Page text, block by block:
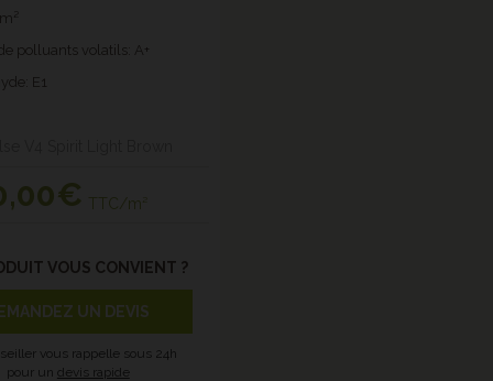
polluants volatils: A+
E1
,00€ TTC/m²
VOUS CONVIENT ?
UN DEVIS
vous rappelle sous 24h
pour un devis rapide